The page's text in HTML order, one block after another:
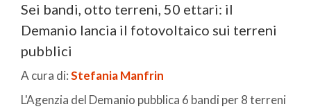
Sei bandi, otto terreni, 50 ettari: il
Demanio lancia il fotovoltaico sui terreni
pubblici
A cura di:Stefania Manfrin
L'Agenzia del Demanio pubblica 6 bandi per 8 terreni